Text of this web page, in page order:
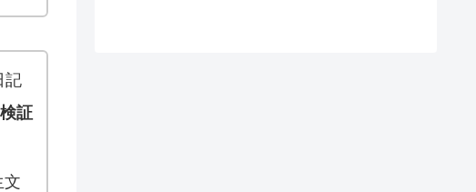
記
検証
文